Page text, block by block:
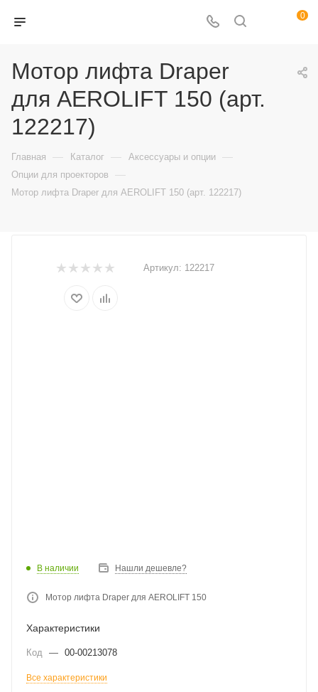
0
Мотор лифта Draper
для AEROLIFT 150 (арт.
122217)
Главная — Каталог — Аксессуары и опции —
Опции для проекторов —
Мотор лифта Draper для AEROLIFT 150 (арт. 122217)
Артикул: 122217
В наличии Нашли дешевле?
Мотор лифта Draper для AEROLIFT 150
Характеристики
Код — 00-00213078
Все характеристики